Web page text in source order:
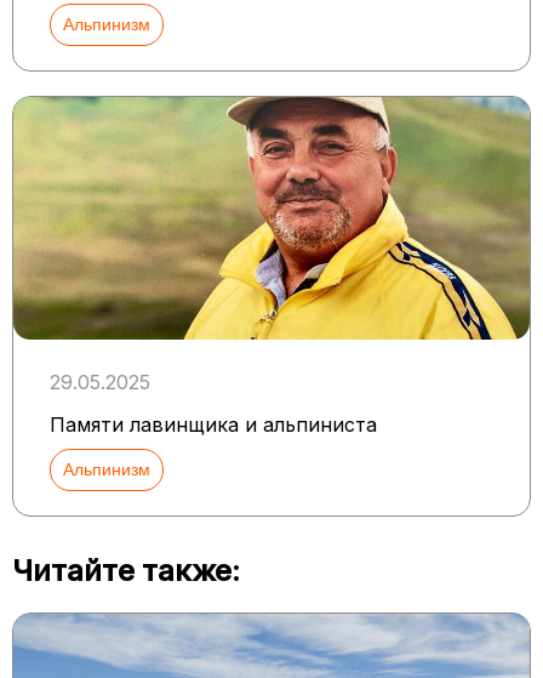
Альпинизм
29.05.2025
Памяти лавинщика и альпиниста
Альпинизм
Читайте также: